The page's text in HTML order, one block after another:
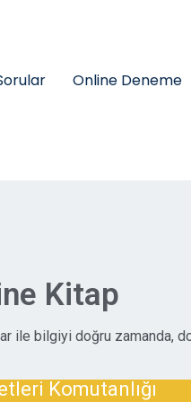
Online Deneme
Kitap
ile bilgiyi doğru zamanda,
Komutanlığı